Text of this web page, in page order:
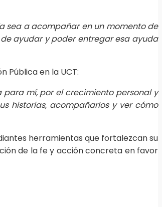
sea a acompañar en un momento de
ayudar y poder entregar esa ayuda
Pública en la UCT:
para mí, por el crecimiento personal y
historias, acompañarlos y ver cómo
herramientas que fortalezcan su
de la fe y acción concreta en favor